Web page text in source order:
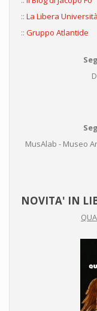
:: La Libera
:: Gruppo Atlantide
MusAlab - Museo
NOVITA' IN